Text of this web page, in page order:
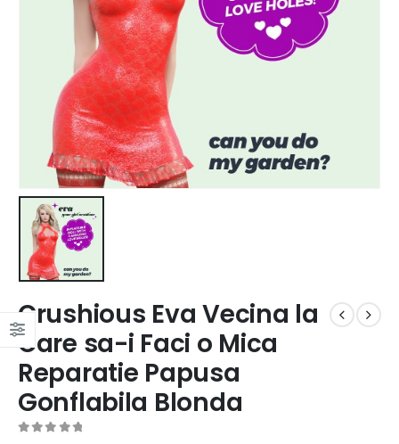
Crushious Eva Vecina la
Care sa-i Faci o Mica
Reparatie Papusa
Gonflabila Blonda